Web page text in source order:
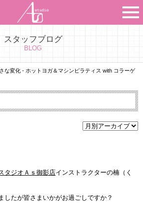
スタッフブログ
BLOG
な変化 - ホットヨガ＆マシンピラティス with コラーゲ
タジオＡｓ御影店インストラクターの楠（く
したが皆さまいかがお過ごしですか？
Asのコンセプト
Asのナビゲーションシステム
施設紹介